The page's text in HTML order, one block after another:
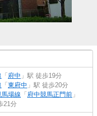
「 府中 」駅 徒歩19分
「 東府中 」駅 徒歩20分
場線 「 府中競馬正門前 」
21分